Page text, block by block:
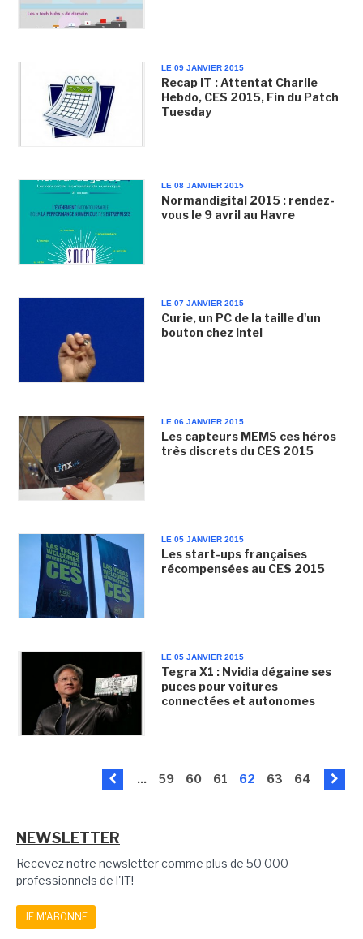
LE 09 JANVIER 2015
Recap IT : Attentat Charlie
Hebdo, CES 2015, Fin du Patch
Tuesday
LE 08 JANVIER 2015
Normandigital 2015 : rendez-
vous le 9 avril au Havre
LE 07 JANVIER 2015
Curie, un PC de la taille d'un
bouton chez Intel
LE 06 JANVIER 2015
Les capteurs MEMS ces héros
très discrets du CES 2015
LE 05 JANVIER 2015
Les start-ups françaises
récompensées au CES 2015
LE 05 JANVIER 2015
Tegra X1 : Nvidia dégaine ses
puces pour voitures
connectées et autonomes
... 59 60 61 62 63 64
NEWSLETTER
Recevez notre newsletter comme plus de 50 000
professionnels de l'IT!
JE M'ABONNE